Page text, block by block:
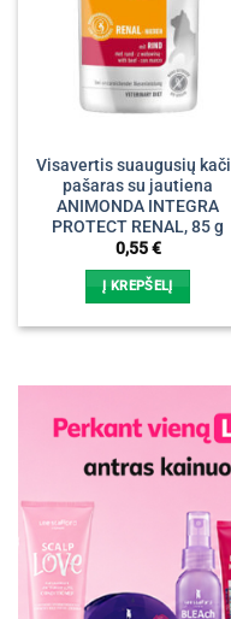
Visavertis suaugusių
pašaras su jautiena
ANIMONDA INTEGRA
PROTECT RENAL, 85 g
0,55€
Į KREPŠELĮ